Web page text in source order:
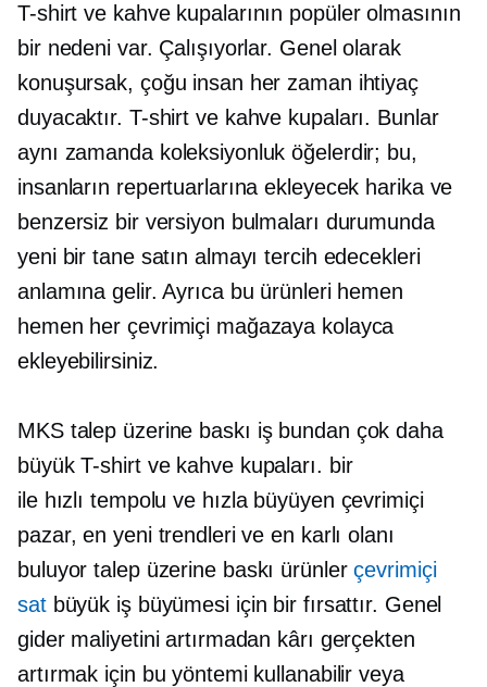
T-shirt ve kahve kupalarının popüler olmasının
bir nedeni var. Çalışıyorlar. Genel olarak
konuşursak, çoğu insan her zaman ihtiyaç
duyacaktır. T-shirt ve kahve kupaları. Bunlar
aynı zamanda koleksiyonluk öğelerdir; bu,
insanların repertuarlarına ekleyecek harika ve
benzersiz bir versiyon bulmaları durumunda
yeni bir tane satın almayı tercih edecekleri
anlamına gelir. Ayrıca bu ürünleri hemen
hemen her çevrimiçi mağazaya kolayca
ekleyebilirsiniz.
MKS talep üzerine baskı iş bundan çok daha
büyükT-shirtve kahve kupaları. bir
ile hızlı tempolu ve hızla büyüyen çevrimiçi
pazar, en yeni trendleri ve en karlı olanı
buluyortalep üzerine baskı ürünlerçevrimiçi
satbüyük iş büyümesi için bir fırsattır. Genel
gider maliyetini artırmadan kârı gerçekten
artırmak için bu yöntemi kullanabilir veya